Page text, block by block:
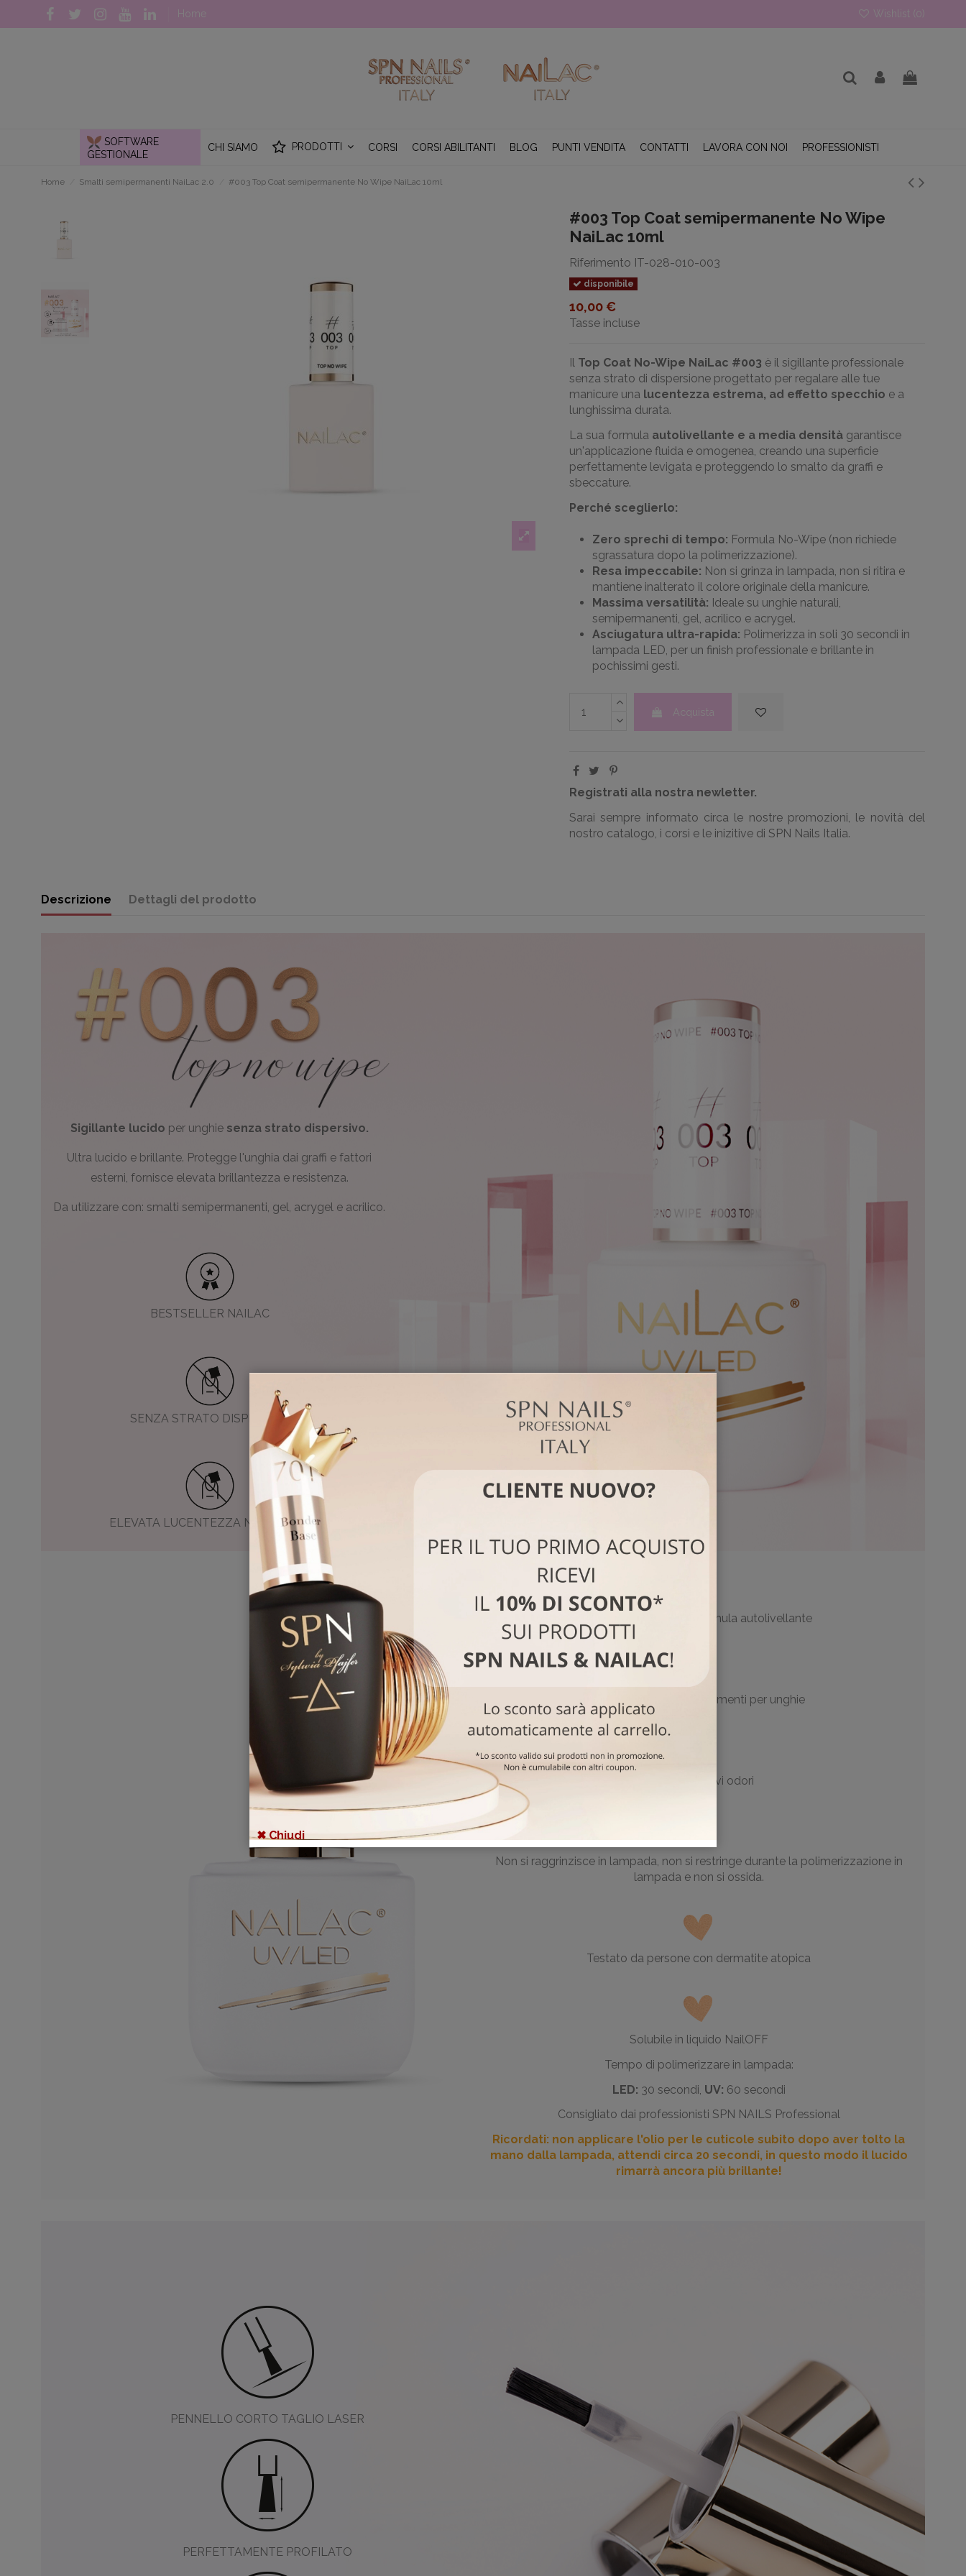
Home Wishlist (0)
SOFTWARE
GESTIONALE
CHI SIAMO PRODOTTI CORSI CORSI ABILITANTI BLOG PUNTI VENDITA CONTATTI LAVORA CON NOI PROFESSIONISTI
Home Smalti semipermanenti NaiLac 2.0 #003 Top Coat semipermanente No Wipe NaiLac 10ml
#003 Top Coat semipermanente No Wipe
NaiLac 10ml
Riferimento IT-028-010-003
disponibile
10,00 €
Tasse incluse
Il Top Coat No-Wipe NaiLac #003 è il sigillante professionale
senza strato di dispersione progettato per regalare alle tue
manicure una lucentezza estrema, ad effetto specchio e a
lunghissima durata.
La sua formula autolivellante e a media densitàgarantisce
un'applicazione fluida e omogenea, creando una superficie
perfettamente levigata e proteggendo lo smalto da graffi e
sbeccature.
Perché sceglierlo:
Zero sprechi di tempo: Formula No-Wipe (non richiede
sgrassatura dopo la polimerizzazione).
Resa impeccabile: Non si grinza in lampada, non si ritira e
mantiene inalterato il colore originale della manicure.
Massima versatilità: Ideale su unghie naturali,
semipermanenti, gel, acrilico e acrygel.
Asciugatura ultra-rapida: Polimerizza in soli 30 secondi in
lampada LED, per un finish professionale e brillante in
pochissimi gesti.
Acquista
Registrati alla nostra newletter.
Sarai sempre informato circa le nostre promozioni, le novità del
nostro catalogo, i corsi e le inizitive di SPN Nails Italia.
Descrizione Dettagli del prodotto
Sigillante lucido per unghie senza strato dispersivo.
Ultra lucido e brillante. Protegge l'unghia dai graffi e fattori
esterni, fornisce elevata brillantezza e resistenza.
Da utilizzare con: smalti semipermanenti, gel, acrygel e acrilico.
BESTSELLER NAILAC
SENZA STRATO DISPERSIVO
ELEVATA LUCENTEZZA NEL TEMPO
Facile da applicare - formula autolivellante
Destinato a tutti i rivestimenti per unghie
Privo dai cattivi odori
Non si raggrinzisce in lampada, non si restringe durante la polimerizzazione in
lampada e non si ossida.
Testato da persone con dermatite atopica
Solubile in liquido NailOFF
Tempo di polimerizzare in lampada:
LED: 30 secondi, UV: 60 secondi
Consigliato dai professionisti SPN NAILS Professional
Ricordati: non applicare l'olio per le cuticole subito dopo aver tolto la
mano dalla lampada, attendi circa 20 secondi, in questo modo il lucido
rimarrà ancora più brillante!
PENNELLO CORTO TAGLIO LASER
PERFETTAMENTE PROFILATO
✖ Chiudi